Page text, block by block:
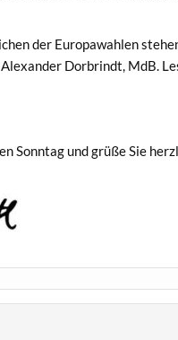
der Europawahlen
Dor­brindt, MdB.
Son­ntag und grüße Sie